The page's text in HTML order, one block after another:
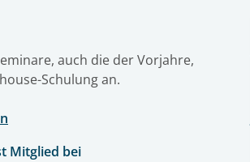
auch die der Vorjahre,
Schulung an.
Mitglied bei